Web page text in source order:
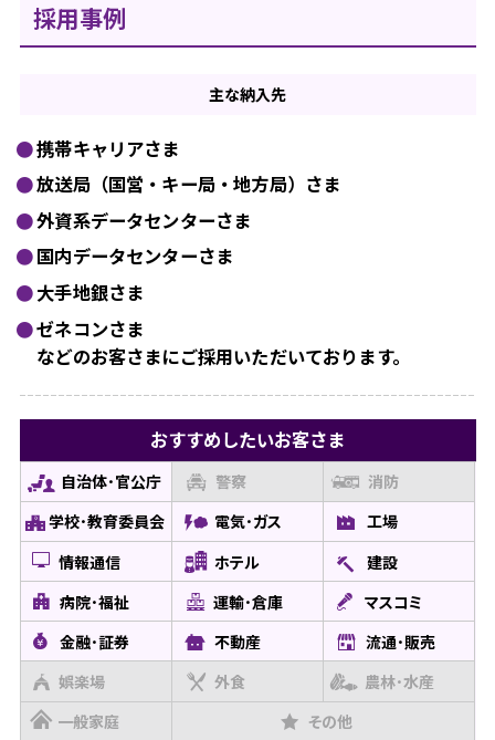
採用事例
主な納入先
携帯キャリアさま
放送局（国営・キー局・地方局）さま
外資系データセンターさま
国内データセンターさま
大手地銀さま
ゼネコンさま
などのお客さまにご採用いただいております。
おすすめしたいお客さま
自治体･官公庁 警察
消防
学校･教育委員会
電気･ガス
工場
情報通信
ホテル
建設
病院･福祉
運輸･倉庫
マスコミ
金融･証券
不動産
流通･販売
娯楽場
外食
農林･水産
一般家庭
その他